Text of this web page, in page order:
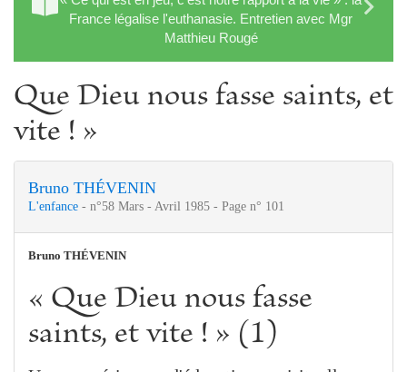
France légalise l'euthanasie. Entretien avec Mgr
Matthieu Rougé
Que Dieu nous fasse saints, et
vite ! »
Bruno THÉVENIN
L'enfance - n°58 Mars - Avril 1985 - Page n° 101
Bruno THÉVENIN
« Que Dieu nous fasse
saints, et vite ! » (1)